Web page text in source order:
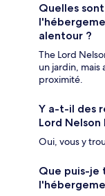
Quelles
alentour ?
The Lord
un jardin, mais
proximité.
Y a-t-il des
Lord
Oui, vous y
Que puis-je